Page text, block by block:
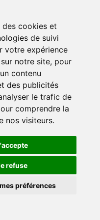
des cookies et
de suivi
votre expérience
notre site, pour
contenu
des publicités
le trafic de
comprendre la
nos visiteurs.
refuse
préférences